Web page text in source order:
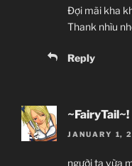
Đợi mãi kha
Thank nhìu
Reply
~FairyTail~!
JANUARY 1,
người ta vừa